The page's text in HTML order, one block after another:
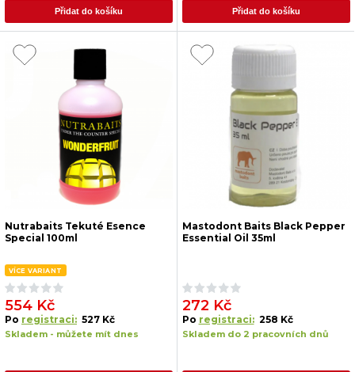
Přidat do košíku Přidat do košíku
Nutrabaits Tekuté Esence
Special 100ml
VÍCE VARIANT
554 Kč
Po registraci: 527 Kč
Skladem - můžete mít dnes
Mastodont Baits Black Pepper
Essential Oil 35ml
272 Kč
Po registraci: 258 Kč
Skladem do 2 pracovních dnů